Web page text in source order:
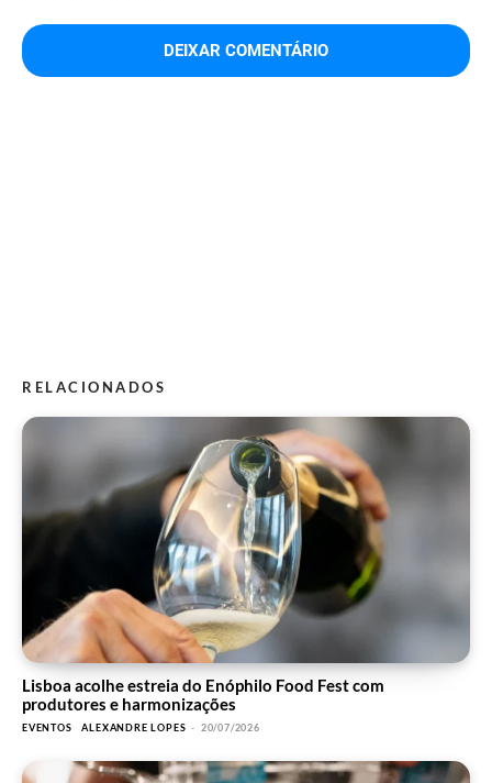
RELACIONADOS
Lisboa acolhe estreia do Enóphilo Food Fest com
produtores e harmonizações
EVENTOS ALEXANDRE LOPES - 20/07/2026